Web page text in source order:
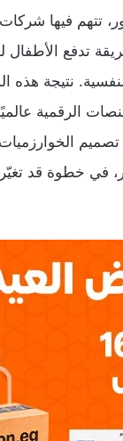
تتهم فيها
تدفع الأطفال
نتيجة هذه
الرقمية
في خطوة قد